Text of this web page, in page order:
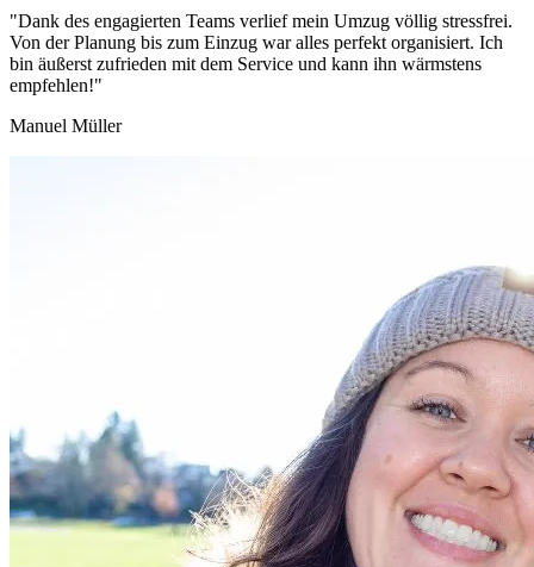
"Dank des engagierten Teams verlief mein Umzug völlig stressfrei.
Von der Planung bis zum Einzug war alles perfekt organisiert. Ich
bin äußerst zufrieden mit dem Service und kann ihn wärmstens
empfehlen!"
Manuel Müller